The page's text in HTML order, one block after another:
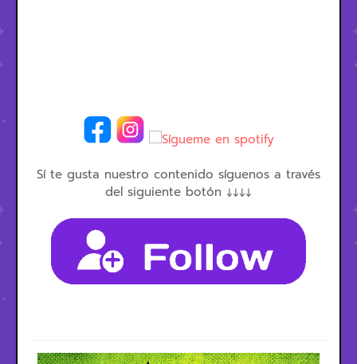
Sí te gusta nuestro contenido síguenos a través
del siguiente botón ↓↓↓↓